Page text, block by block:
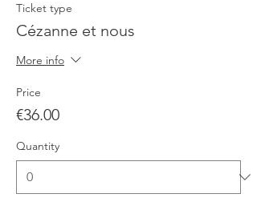
Ticket type
Cézanne et nous
More info
Price
€36.00
Quantity